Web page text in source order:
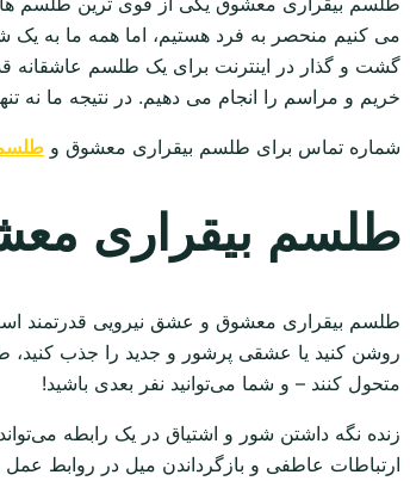
می کنیم منحصر به فرد هستیم، اما همه ما به
گشت و گذار در اینترنت برای یک طلسم
خریم و مراسم را انجام می دهیم. در نتیجه ما نه
شماره تماس برای طلسم بیقراری معشوق و
طلسم بیقراری
طلسم بیقراری معشوق و عشق نیرویی قدرتمند
روشن کنید یا عشقی پرشور و جدید را جذب
متحول کنند – و شما می‌توانید نفر بعدی باشید!
زنده نگه داشتن شور و اشتیاق در یک رابطه
ارتباطات عاطفی و بازگرداندن میل در روابط